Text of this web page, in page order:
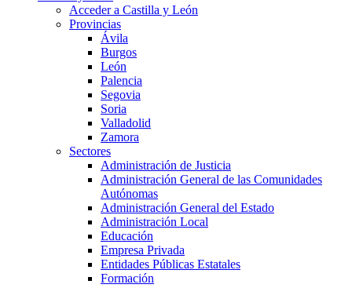
Acceder a Castilla y León
Provincias
Ávila
Burgos
León
Palencia
Segovia
Soria
Valladolid
Zamora
Sectores
Administración de Justicia
Administración General de las Comunidades
Autónomas
Administración General del Estado
Administración Local
Educación
Empresa Privada
Entidades Públicas Estatales
Formación